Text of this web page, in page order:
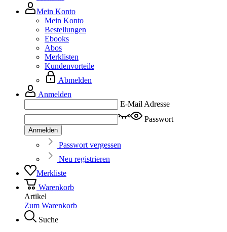
Mein Konto
Mein Konto
Bestellungen
Ebooks
Abos
Merklisten
Kundenvorteile
Abmelden
Anmelden
E-Mail Adresse
Passwort
Anmelden
Passwort vergessen
Neu registrieren
Merkliste
Warenkorb
Artikel
Zum Warenkorb
Suche